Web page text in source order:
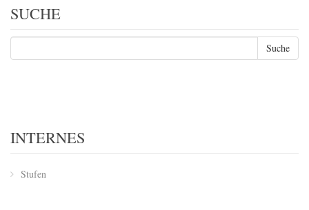
SUCHE
INTERNES
Stufen